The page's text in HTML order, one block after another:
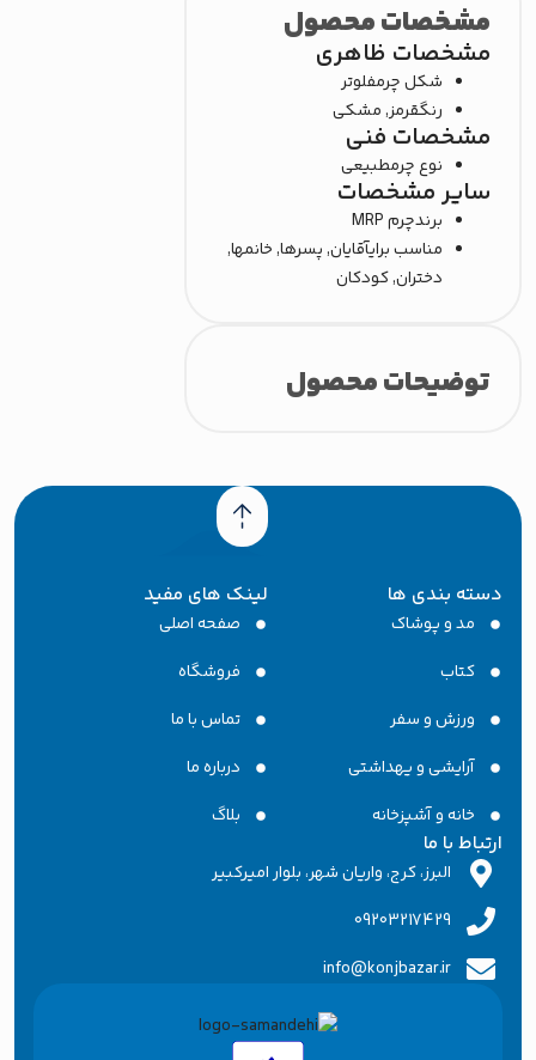
مشخصات محصول
مشخصات ظاهری
شکل چرمفلوتر
رنگ قرمز, مشکی
مشخصات فنی
نوع چرم طبیعی
سایر مشخصات
برندچرم MRP
مناسب برایآقایان, پسرها, خانمها,
دختران, کودکان
توضیحات محصول
دسته بندی ها
مد و پوشاک
کتاب
ورزش و سفر
آرایشی و یهداشتی
خانه و آشپزخانه
لینک های مفید
صفحه اصلی
فروشگاه
تماس با ما
درباره ما
بلاگ
ارتباط با ما
البرز، کرج، واریان شهر، بلوار امیرکبیر
09203217429
info@konjbazar.ir